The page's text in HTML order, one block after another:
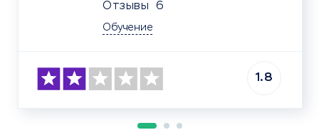
Отзывы 6
Обучение
1.8